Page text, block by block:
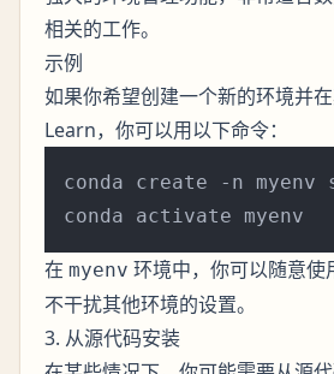
相关的工作。
示例
如果你希望创建一个新的环境并
Learn，你可以用以下命令：
conda create -n
在 myenv 环境中，你可以随意
不干扰其他环境的设置。
3. 从源代码安装